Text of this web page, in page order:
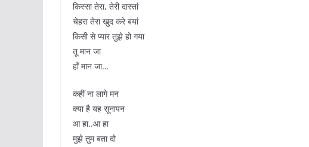
किस्सा तेरा, तेरी दास्तां
चेहरा तेरा खुद करे बयां
किसी से प्यार तुझे हो गया
तू मान जा
हाँ मान जा…
कहीं ना लागे मन
क्या है यह सूनापन
आ हा..आ हा
मुझे तुम बता दो